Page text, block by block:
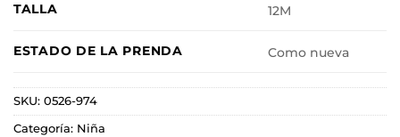
TALLA 12M
ESTADO DE LA PRENDA Como nueva
SKU: 0526-974
Categoría: Niña